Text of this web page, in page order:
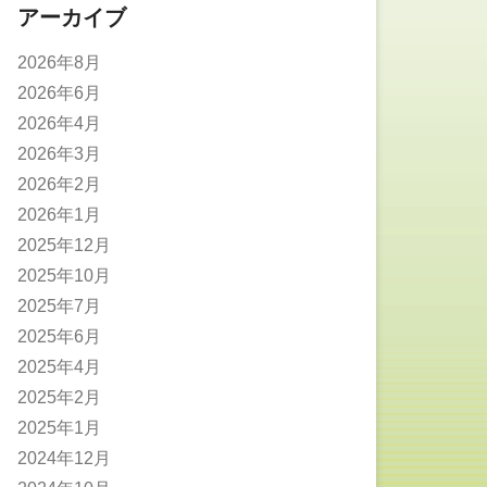
アーカイブ
2026年8月
2026年6月
2026年4月
2026年3月
2026年2月
2026年1月
2025年12月
2025年10月
2025年7月
2025年6月
2025年4月
2025年2月
2025年1月
2024年12月